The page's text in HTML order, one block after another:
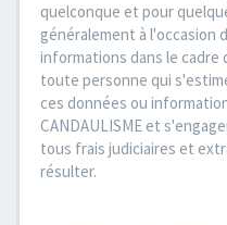
quelconque et pour
généralement à l'occasion
informations dans le cadre
toute personne qui
ces données ou
CANDAULISME et
tous frais judiciaires et
résulter.